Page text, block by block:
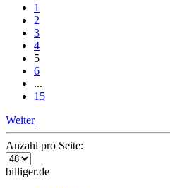
1
2
3
4
5
6
...
15
Weiter
Anzahl pro Seite:
billiger.de